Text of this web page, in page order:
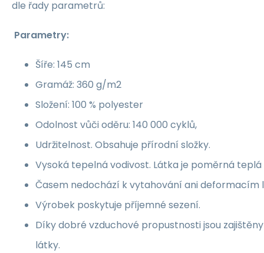
dle řady parametrů:
Parametry:
Šíře: 145 cm
Gramáž: 360 g/m2
Složení: 100 % polyester
Odolnost vůči oděru: 140 000 cyklů,
Udržitelnost. Obsahuje přírodní složky.
Vysoká tepelná vodivost. Látka je poměrná
Časem nedochází k vytahování ani deformacím
Výrobek poskytuje příjemné sezení.
Díky dobré vzduchové propustnosti jsou
látky.